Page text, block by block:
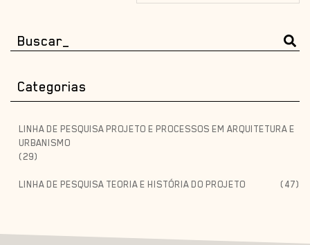
Categorias
LINHA DE PESQUISA PROJETO E PROCESSOS EM ARQUITETURA E
URBANISMO
(29)
LINHA DE PESQUISA TEORIA E HISTÓRIA DO PROJETO (47)